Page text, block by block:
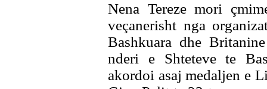
Nena Tereze mori
veçanerisht nga
Bashkuara dhe
nderi e Shteteve te
akordoi asaj medaljen e